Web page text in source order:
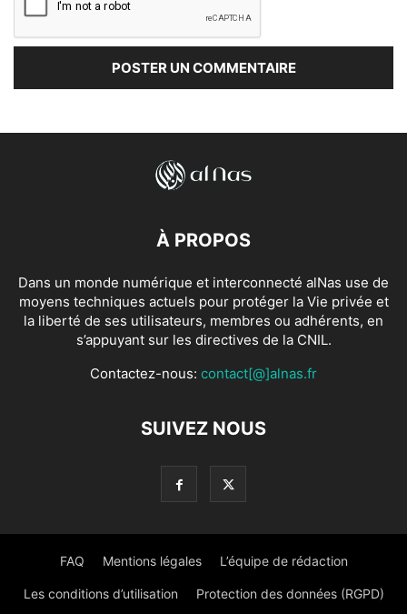
À PROPOS
Dans un monde numérique et interconnecté alNas use de
moyens techniques actuels pour protéger la Vie privée et
la liberté de ses utilisateurs, membres ou adhérents, en
s’appuyant sur les directives de la CNIL.
Contactez-nous: contact[@]alnas.fr
SUIVEZ NOUS
FAQ Mentions légales L’équipe de rédaction
Les conditions d’utilisation Protection des données (RGPD)